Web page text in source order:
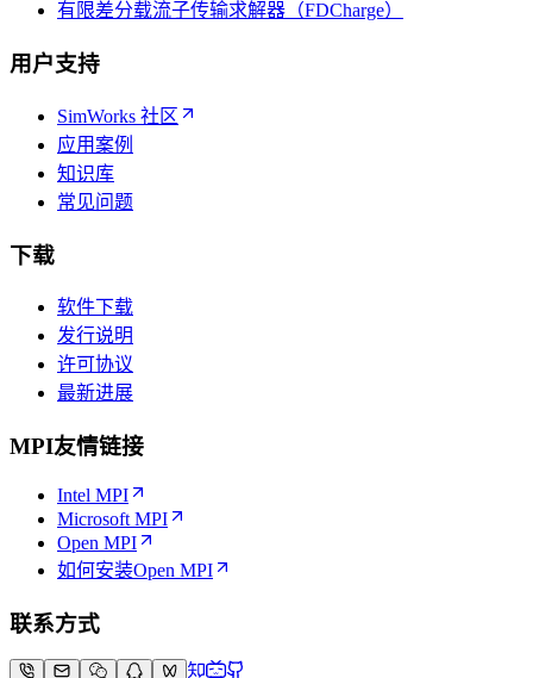
有限差分载流子传输求解器（FDCharge）
用户支持
SimWorks 社区
应用案例
知识库
常见问题
下载
软件下载
发行说明
许可协议
最新进展
MPI友情链接
Intel MPI
Microsoft MPI
Open MPI
如何安装Open MPI
联系方式